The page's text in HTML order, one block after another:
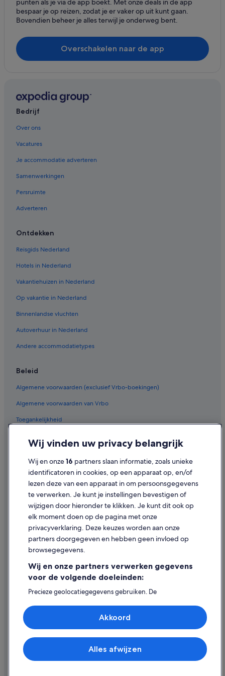
Hotels in Hastings-Sunrise
Hotels in District of North Vancouver
Hotels in Binnenstad van Vancouver
Aparthotels in Vancouver
Hostels in Vancouver
Motels in Vancouver
Sandman Hotels in Vancouver
Delta Hotels in Vancouver
Executive Hotels & Resorts in Vancouver
Coast Hotels in Vancouver
bespaar je op reizen, zodat je er vaker op uit kunt gaan.
Bovendien beheer je alles terwijl je onderweg bent.
Overschakelen naar de app
Bedrijf
Over ons
Vacatures
Je accommodatie adverteren
Samenwerkingen
Persruimte
Adverteren
Ontdekken
Reisgids Nederland
Hotels in Nederland
Vakantiehuizen in Nederland
Op vakantie in Nederland
Binnenlandse vluchten
Autoverhuur in Nederland
Andere accommodatietypes
Beleid
Algemene voorwaarden (exclusief Vrbo-boekingen)
Algemene voorwaarden van Vrbo
Toegankelijkheid
Gebruiksvoorwaarden
Juridische informatie/Contact
Inhoudsrichtlijnen en inhoud rapporteren
Hulp
Contact
Restitutieproces en tijdsbestek
Boek een vlucht met airlinetegoed
Internationale reisdocumenten
© 2026 Expedia, Inc. - een bedrijf van Expedia Group. Alle rechten
voorbehouden. Expedia en het Expedia-logo zijn handelsmerken of
Wij vinden uw privacy belangrijk
Wij en onze16 partners slaan informatie, zoals unieke
identificatoren in cookies, op een apparaat op, en/of
lezen deze van een apparaat in om persoonsgegevens
te verwerken. Je kunt je instellingen bevestigen of
wijzigen door hieronder te klikken. Je kunt dit ook op
elk moment doen op de pagina met onze
privacyverklaring. Deze keuzes worden aan onze
partners doorgegeven en hebben geen invloed op
browsegegevens.
Wij en onze partners verwerken gegevens
voor de volgende doeleinden:
Precieze geolocatiegegevens gebruiken. De
Informatie op een apparaat opslaan en/of openen.
Gepersonaliseerde advertenties en content, advertentie-
en contentmetingen, doelgroepenonderzoek en
Partnerlijst (derden)Alles afwijzen
Akkoord